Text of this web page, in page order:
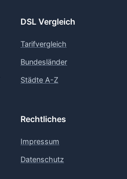
DSL Vergleich
Tarifvergleich
Bundesländer
Städte A-Z
Rechtliches
Impressum
Datenschutz